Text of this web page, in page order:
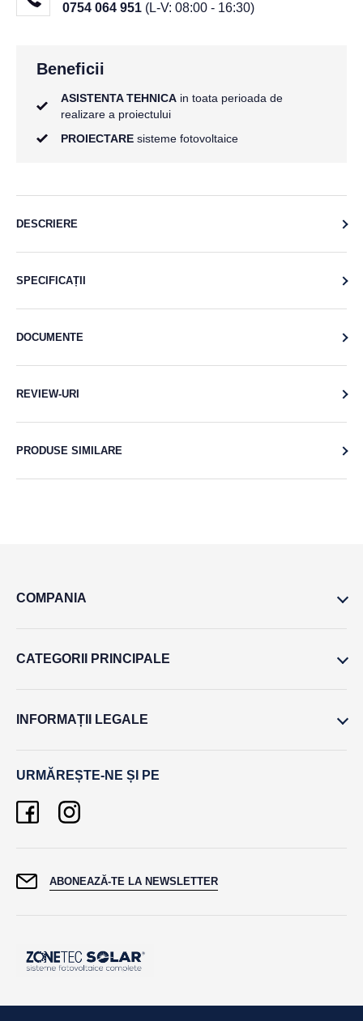
0754 064 951 (L-V: 08:00 - 16:30)
Beneficii
ASISTENTA TEHNICA in toata perioada de
realizare a proiectului
PROIECTARE sisteme fotovoltaice
DESCRIERE
SPECIFICAȚII
DOCUMENTE
REVIEW-URI
PRODUSE SIMILARE
COMPANIA
CATEGORII PRINCIPALE
INFORMAȚII LEGALE
URMĂREȘTE-NE ȘI PE
ABONEAZĂ-TE LA NEWSLETTER